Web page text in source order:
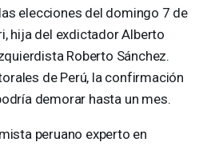
elecciones del domingo 7 de
hija del exdictador Alberto
Roberto Sánchez.
de Perú, la confirmación
demorar hasta un mes.
peruano experto en